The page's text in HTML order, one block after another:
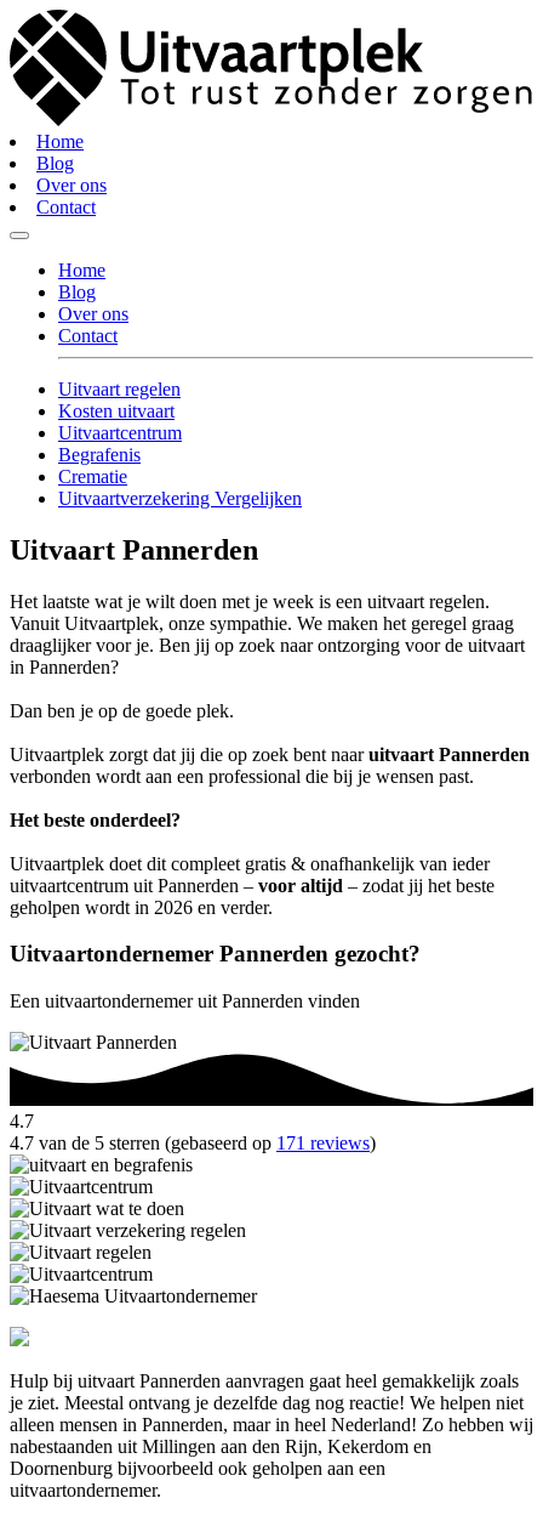
Home
Blog
Over ons
Contact
Home
Blog
Over ons
Contact
Uitvaart regelen
Kosten uitvaart
Uitvaartcentrum
Begrafenis
Crematie
Uitvaartverzekering Vergelijken
Uitvaart Pannerden
Het laatste wat je wilt doen met je week is een uitvaart regelen.
Vanuit Uitvaartplek, onze sympathie. We maken het geregel graag
draaglijker voor je. Ben jij op zoek naar ontzorging voor de uitvaart
in Pannerden?
Dan ben je op de goede plek.
Uitvaartplek zorgt dat jij die op zoek bent naaruitvaart Pannerden
verbonden wordt aan een professional die bij je wensen past.
Het beste onderdeel?
Uitvaartplek doet dit compleet gratis & onafhankelijk van ieder
uitvaartcentrum uit Pannerden – voor altijd – zodat jij het beste
geholpen wordt in 2026 en verder.
Uitvaartondernemer Pannerden gezocht?
Een uitvaartondernemer uit Pannerden vinden
4.7
4.7 van de 5 sterren (gebaseerd op 171 reviews)
Hulp bij uitvaart Pannerden aanvragen gaat heel gemakkelijk zoals
je ziet. Meestal ontvang je dezelfde dag nog reactie! We helpen niet
alleen mensen in Pannerden, maar in heel Nederland! Zo hebben wij
nabestaanden uit Millingen aan den Rijn, Kekerdom en
Doornenburg bijvoorbeeld ook geholpen aan een
uitvaartondernemer.